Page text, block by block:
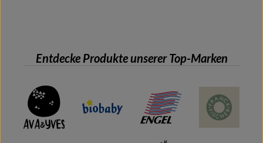
Entdecke Produkte unserer Top-Marken